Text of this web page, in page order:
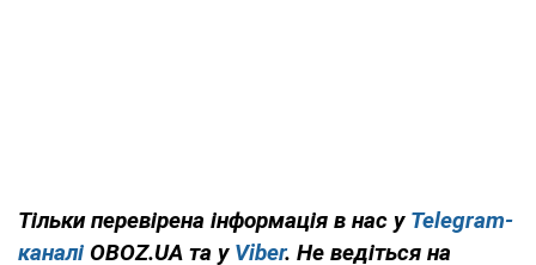
Тільки перевірена інформація в нас у Telegram-
каналі OBOZ.UA та у Viber. Не ведіться на